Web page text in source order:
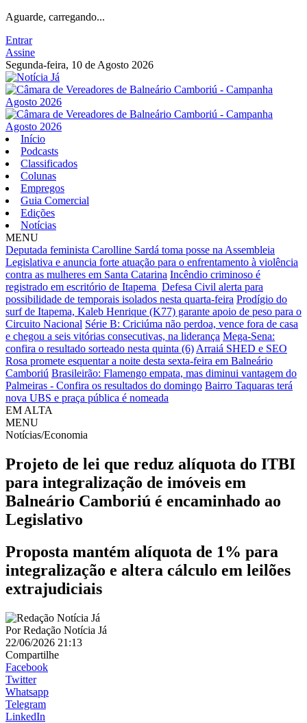
Aguarde, carregando...
Entrar
Assine
Segunda-feira, 10 de Agosto 2026
Início
Podcasts
Classificados
Colunas
Empregos
Guia Comercial
Edições
Notícias
MENU
Deputada feminista Carolline Sardá toma posse na Assembleia
Legislativa e anuncia forte atuação para o enfrentamento à violência
contra as mulheres em Santa Catarina Incêndio criminoso é
registrado em escritório de Itapema Defesa Civil alerta para
possibilidade de temporais isolados nesta quarta-feira Prodígio do
surf de Itapema, Kaleb Henrique (K77) garante apoio de peso para o
Circuito Nacional Série B: Criciúma não perdoa, vence fora de casa
e chegou a seis vitórias consecutivas, na liderança Mega-Sena:
confira o resultado sorteado nesta quinta (6) Arraiá SHED e SEO
Rosa promete esquentar a noite desta sexta-feira em Balneário
Camboriú Brasileirão: Flamengo empata, mas diminui vantagem do
Palmeiras - Confira os resultados do domingo Bairro Taquaras terá
nova UBS e praça pública é nomeada
EM ALTA
MENU
Notícias/Economia
Projeto de lei que reduz alíquota do ITBI
para integralização de imóveis em
Balneário Camboriú é encaminhado ao
Legislativo
Proposta mantém alíquota de 1% para
integralização e altera cálculo em leilões
extrajudiciais
PorRedação Notícia Já
22/06/2026 21:13
Compartilhe
Facebook
Twitter
Whatsapp
Telegram
LinkedIn